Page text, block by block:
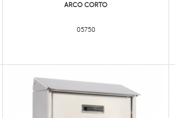
ARCO CORTO
05750